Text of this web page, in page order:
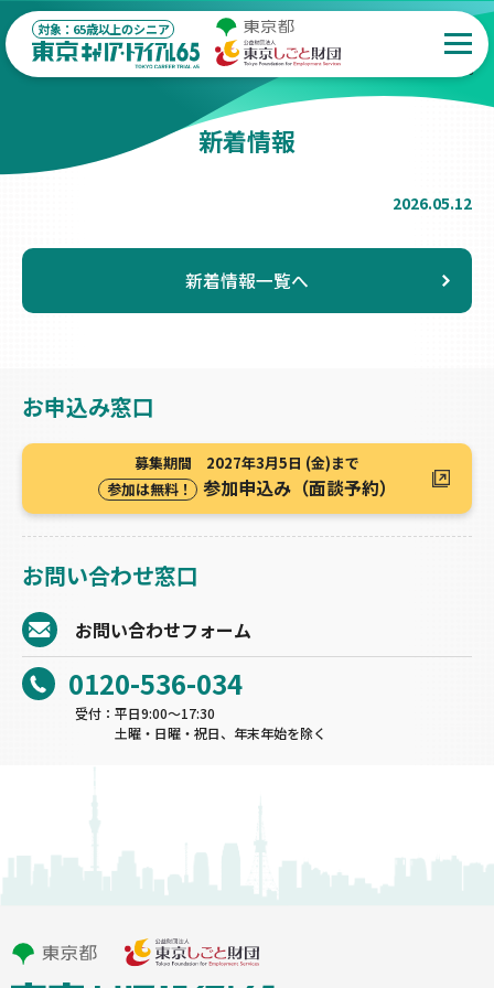
対象：65歳以上のシニア
ホーム お知らせトライアル求職者 /
令和8年度の事業を開始いたしました。
新着情報
2026.05.12
新着情報一覧へ
お申込み窓口
募集期間 2027年3月5日 (金)まで
参加は無料！
参加申込み（面談予約）
お問い合わせ窓⼝
お問い合わせフォーム
0120-536-034
受付：平⽇9:00〜17:30
⼟曜‧⽇曜‧祝⽇、年末年始を除く